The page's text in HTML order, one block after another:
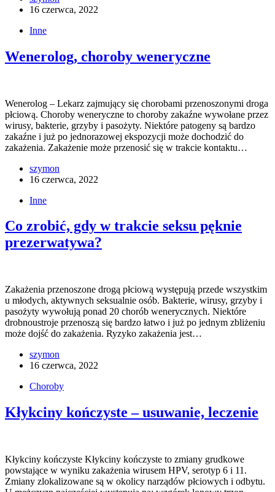
16 czerwca, 2022
Inne
Wenerolog, choroby weneryczne
Wenerolog – Lekarz zajmujący się chorobami przenoszonymi droga
płciową. Choroby weneryczne to choroby zakaźne wywołane przez
wirusy, bakterie, grzyby i pasożyty. Niektóre patogeny są bardzo
zakaźne i już po jednorazowej ekspozycji może dochodzić do
zakażenia. Zakażenie może przenosić się w trakcie kontaktu…
szymon
16 czerwca, 2022
Inne
Co zrobić, gdy w trakcie seksu pęknie
prezerwatywa?
Zakażenia przenoszone drogą płciową występują przede wszystkim
u młodych, aktywnych seksualnie osób. Bakterie, wirusy, grzyby i
pasożyty wywołują ponad 20 chorób wenerycznych. Niektóre
drobnoustroje przenoszą się bardzo łatwo i już po jednym zbliżeniu
może dojść do zakażenia. Ryzyko zakażenia jest…
szymon
16 czerwca, 2022
Choroby
Kłykciny kończyste – usuwanie, leczenie
Kłykciny kończyste Kłykciny kończyste to zmiany grudkowe
powstające w wyniku zakażenia wirusem HPV, serotyp 6 i 11.
Zmiany zlokalizowane są w okolicy narządów płciowych i odbytu.